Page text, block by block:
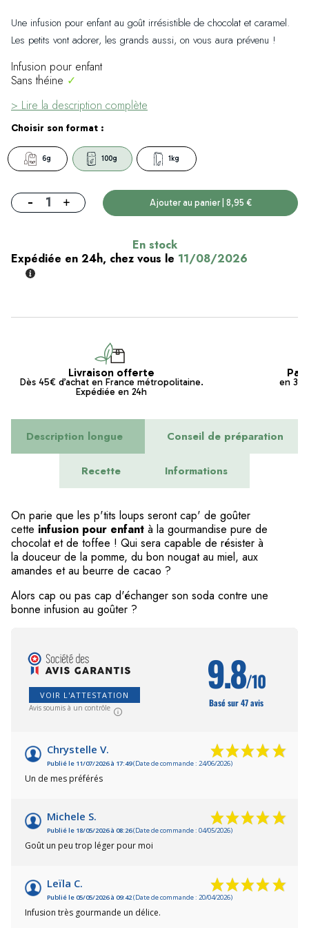
Une infusion pour enfant au goût irrésistible de chocolat et caramel.
Les petits vont adorer, les grands aussi, on vous aura prévenu !
Infusion pour enfant
Sans théine ✓
> Lire la description complète
Choisir son format :
6g 100g 1kg
- + Ajouter au panier | 8,95 €
En stock
Expédiée en 24h, chez vous le 11/08/2026
Livraison offerte
Dès 45€ d’achat en France métropolitaine.
Expédiée en 24h
en 3x
Description longue Conseil de préparation
Recette Informations
On parie que les p'tits loups seront cap' de goûter
cette infusion pour enfant à la gourmandise pure de
chocolat et de toffee ! Qui sera capable de résister à
la douceur de la pomme, du bon nougat au miel, aux
amandes et au beurre de cacao ?
Alors cap ou pas cap d'échanger son soda contre une
bonne infusion au goûter ?
VOIR L'ATTESTATION
Avis soumis à un contrôle
9.8/10
Basé sur 47 avis
Chrystelle V.
Publié le 11/07/2026 à 17:49(Date de commande : 24/06/2026)
Un de mes préférés
Michele S.
Publié le 18/05/2026 à 08:26(Date de commande : 04/05/2026)
Goût un peu trop léger pour moi
Leïla C.
Publié le 05/05/2026 à 09:42(Date de commande : 20/04/2026)
Infusion très gourmande un délice.